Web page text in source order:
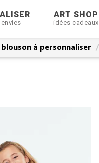
ART SHOP
idées cadeaux
à personnaliser